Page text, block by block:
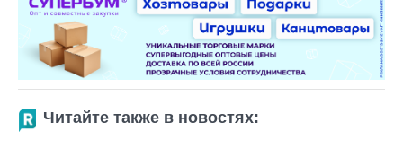
Читайте также в новостях: